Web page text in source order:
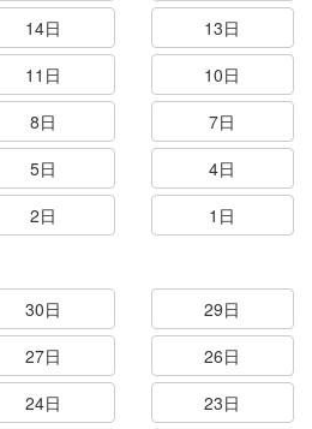
14日
13日
11日
10日
8日
7日
5日
4日
2日 1日
30日
29日
27日
26日
24日
23日